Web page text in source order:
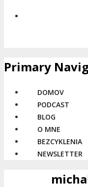
Primary
DOMOV
PODCAST
BLOG
O MNE
BEZCYKLENIA
NEWSLETTER